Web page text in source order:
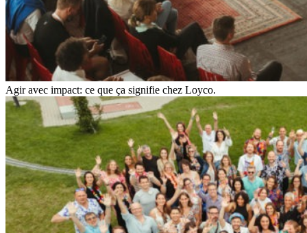
Agir avec impact: ce que ça signifie chez Loyco.